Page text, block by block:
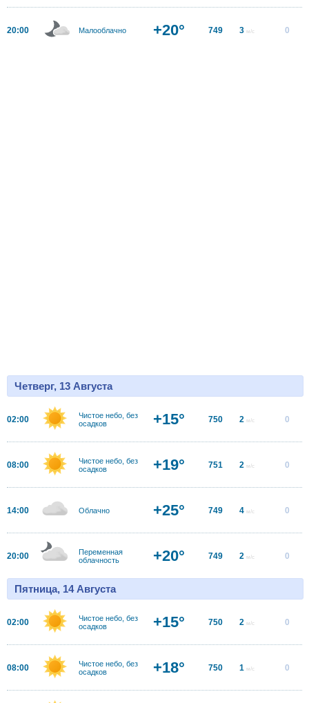
20:00 Малооблачно +20° 749 3 м/с 0
Четверг, 13 Августа
02:00
Чистое небо, без
осадков
+15° 750 2 м/с 0
08:00
Чистое небо, без
осадков
+19° 751 2 м/с 0
14:00 Облачно +25° 749 4 м/с 0
20:00
Переменная
облачность
+20° 749 2 м/с 0
Пятница, 14 Августа
02:00
Чистое небо, без
осадков
+15° 750 2 м/с 0
08:00
Чистое небо, без
осадков
+18° 750 1 м/с 0